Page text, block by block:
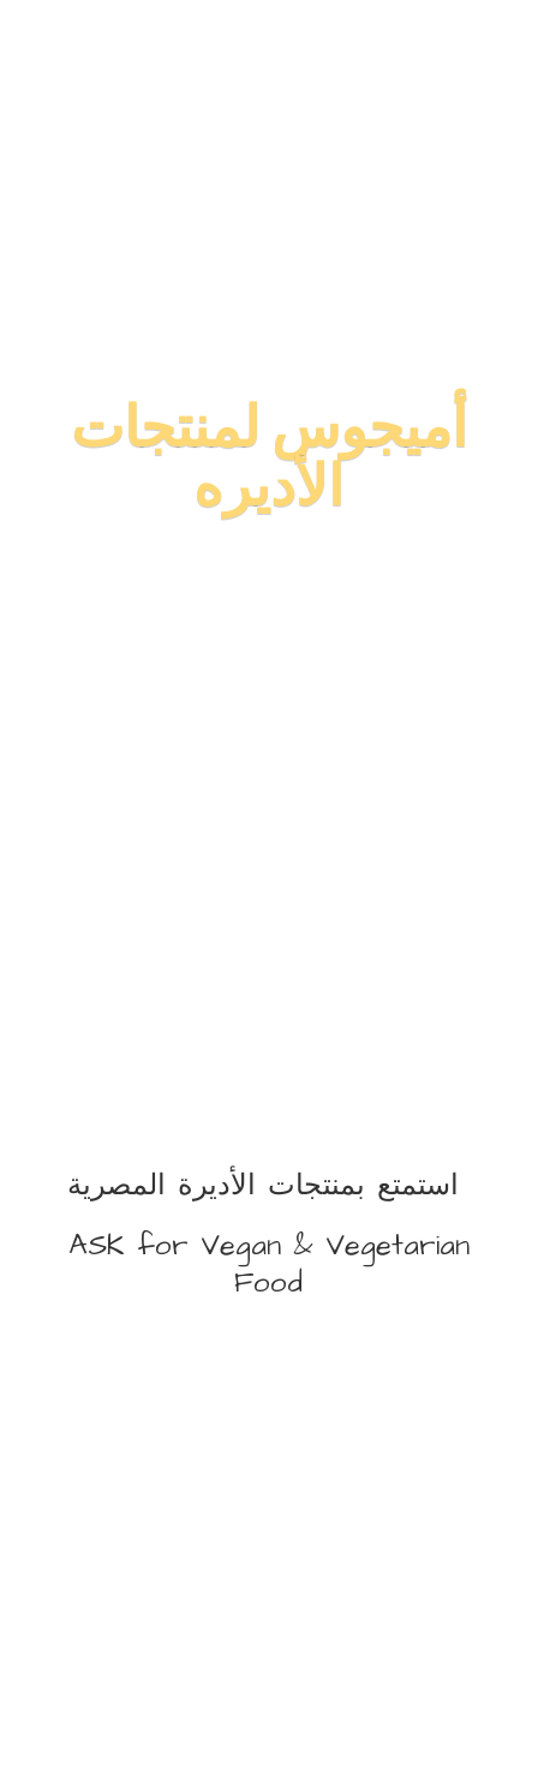
أميجوس لمنتجات
الأديره
ASK for Vegan & Vegetarian
Food